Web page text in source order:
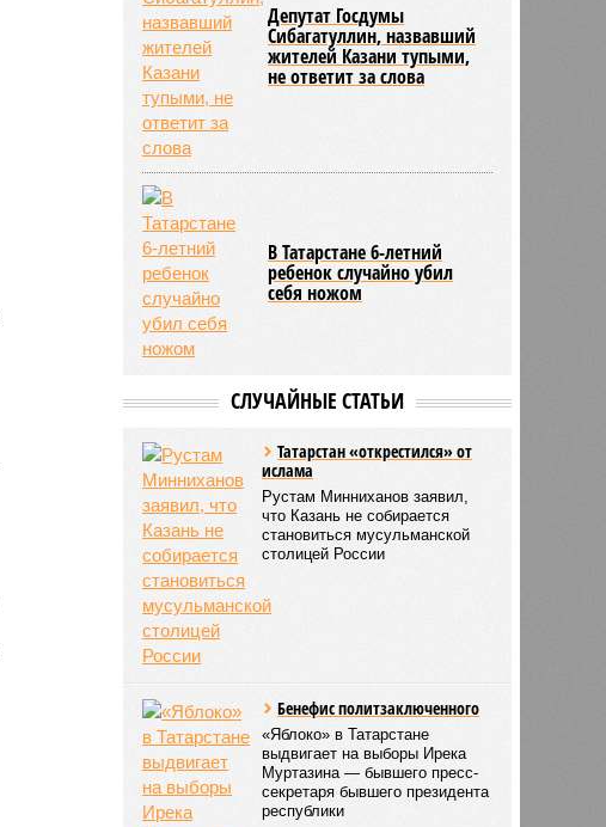
Депутат Госдумы
Сибагатуллин, назвавший
жителей Казани тупыми,
не ответит за слова
В Татарстане 6-летний
ребенок случайно убил
себя ножом
СЛУЧАЙНЫЕ СТАТЬИ
Татарстан «открестился» от
ислама
Рустам Минниханов заявил,
что Казань не собирается
становиться мусульманской
столицей России
Бенефис политзаключенного
«Яблоко» в Татарстане
выдвигает на выборы Ирека
Муртазина — бывшего пресс-
секретаря бывшего президента
республики